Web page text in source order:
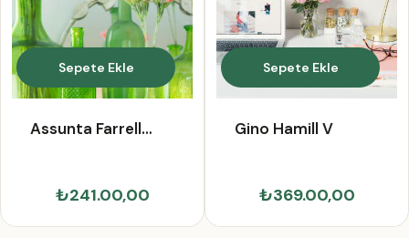
Sepete Ekle
Assunta Farrell
₺241.00,00
Sepete Ekle
Gino Hamill V
₺369.00,00